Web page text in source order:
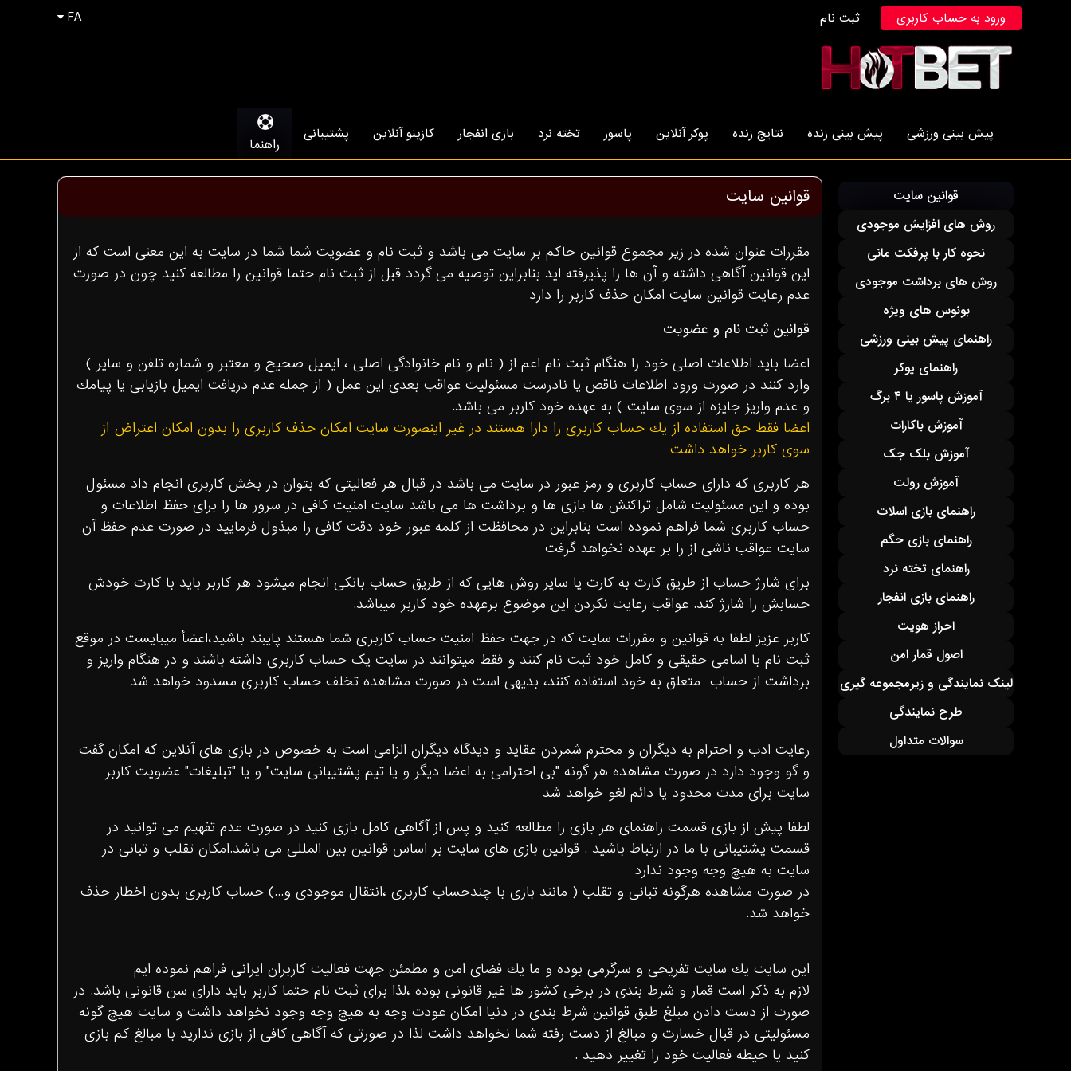
FA ورود به حساب کاربری ثبت نام
پیش بینی ورزشی پیش بینی زنده نتایج زنده پوکر آنلاین پاسور تخته نرد بازی انفجار کازینو آنلاین پشتیبانی
راهنما
قوانین سایت
روش های افزایش موجودی
نحوه کار با پرفکت مانی
روش های برداشت موجودی
بونوس های ویژه
راهنمای پیش بینی ورزشی
راهنمای پوکر
آموزش پاسور یا ۴ برگ
آموزش باکارات
آموزش بلک جک
آموزش رولت
راهنمای بازی اسلات
راهنمای بازی حگم
راهنمای تخته نرد
راهنمای بازی انفجار
احراز هويت
اصول قمار امن
لینک نمایندگی و زیرمجموعه گیری
طرح نمایندگی
سوالات متداول
قوانین سایت
مقررات عنوان شده در زير مجموع قوانين حاكم بر سايت مى باشد و ثبت نام و عضويت شما شما در سايت به اين معنى است كه از
اين قوانين آگاهى داشته و آن ها را پذيرفته ايد بنابراين توصيه مى گردد قبل از ثبت نام حتما قوانين را مطالعه كنيد چون در صورت
عدم رعايت قوانين سايت امكان حذف كاربر را دارد
قوانين ثبت نام و عضويت
اعضا بايد اطلاعات اصلى خود را هنگام ثبت نام اعم از ( نام و نام خانوادگى اصلى ، ايميل صحيح و معتبر و شماره تلفن و ساير )
وارد كنند در صورت ورود اطلاعات ناقص يا نادرست مسئوليت عواقب بعدى اين عمل ( از جمله عدم دريافت ايميل بازيابى يا پيامك
و عدم واريز جايزه از سوى سايت ) به عهده خود كاربر مى باشد.
اعضا فقط حق استفاده از يك حساب كاربرى را دارا هستند در غير اينصورت سايت امكان حذف كاربرى را بدون امكان اعتراض از
سوى كاربر خواهد داشت
هر كاربرى كه داراى حساب كاربرى و رمز عبور در سايت مى باشد در قبال هر فعاليتى كه بتوان در بخش كاربرى انجام داد مسئول
بوده و اين مسئوليت شامل تراكنش ها بازى ها و برداشت ها مى باشد سايت امنيت كافى در سرور ها را براى حفظ اطلاعات و
حساب كاربرى شما فراهم نموده است بنابراين در محافظت از كلمه عبور خود دقت كافى را مبذول فرماييد در صورت عدم حفظ آن
سايت عواقب ناشى از را بر عهده نخواهد گرفت
برای شارژ حساب از طریق کارت به کارت یا سایر روش هایی که از طریق حساب بانکی انجام میشود هر کاربر باید با کارت خودش
حسابش را شارژ کند. عواقب رعایت نکردن این موضوع برعهده خود کاربر میباشد.
کاربر عزیز لطفا به قوانین و مقررات سایت که در جهت حفظ امنیت حساب کاربری شما هستند پایبند باشید،اعضأ میبایست در موقع
ثبت نام با اسامی حقیقی و کامل خود ثبت نام کنند و فقط میتوانند در سایت یک حساب کاربری داشته باشند و در هنگام واریز و
برداشت از حساب متعلق به خود استفاده کنند، بدیهی است در صورت مشاهده تخلف حساب کاربری مسدود خواهد شد
رعايت ادب و احترام به ديگران و محترم شمردن عقايد و ديدگاه ديگران الزامى است به خصوص در بازى هاى آنلاين كه امكان گفت
و گو وجود دارد در صورت مشاهده هر گونه "بى احترامى به اعضا ديگر و يا تيم پشتيبانى سايت" و يا "تبليغات" عضويت كاربر
سايت براى مدت محدود يا دائم لغو خواهد شد
لطفا پيش از بازى قسمت راهنماى هر بازى را مطالعه كنيد و پس از آگاهى كامل بازى كنيد در صورت عدم تفهيم مى توانيد در
قسمت پشتيبانى با ما در ارتباط باشيد . قوانين بازى هاى سايت بر اساس قوانين بين المللى مى باشد.امكان تقلب و تبانى در
سايت به هيچ وجه وجود ندارد
در صورت مشاهده هرگونه تبانى و تقلب ( مانند بازى با چندحساب كاربرى ،انتقال موجودى و...) حساب كاربرى بدون اخطار حذف
خواهد شد.
این سایت يك سايت تفريحى و سرگرمى بوده و ما يك فضاى امن و مطمئن جهت فعاليت كاربران ايرانى فراهم نموده ايم
لازم به ذكر است قمار و شرط بندى در برخى كشور ها غير قانونى بوده ،لذا براى ثبت نام حتما كاربر بايد داراى سن قانونى باشد. در
صورت از دست دادن مبلغ طبق قوانين شرط بندى در دنيا امكان عودت وجه به هيچ وجه وجود نخواهد داشت و سايت هيچ گونه
مسئوليتى در قبال خسارت و مبالغ از دست رفته شما نخواهد داشت لذا در صورتى كه آگاهى كافى از بازى نداريد با مبالغ كم بازى
كنيد يا حيطه فعاليت خود را تغيير دهيد .